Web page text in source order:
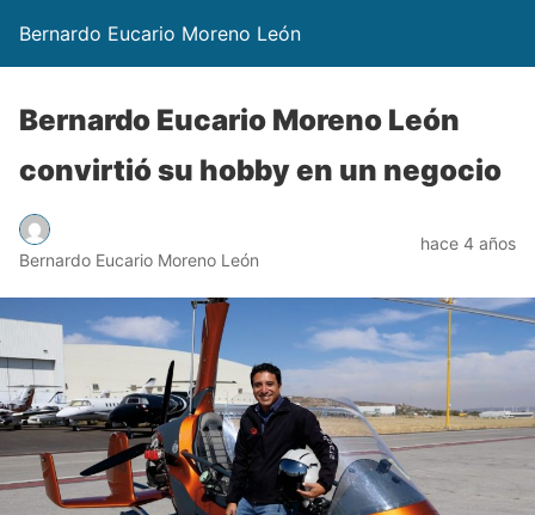
Bernardo Eucario Moreno León
Bernardo Eucario Moreno León
convirtió su hobby en un negocio
Bernardo Eucario Moreno León
hace 4 años